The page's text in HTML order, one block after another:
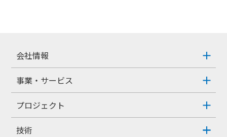
会社情報
事業・サービス
プロジェクト
技術